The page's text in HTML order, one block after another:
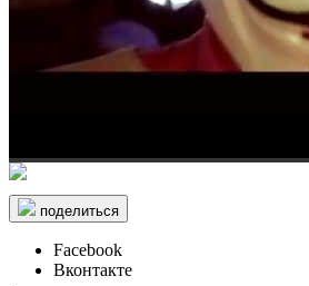
поделиться
Facebook
Вконтакте